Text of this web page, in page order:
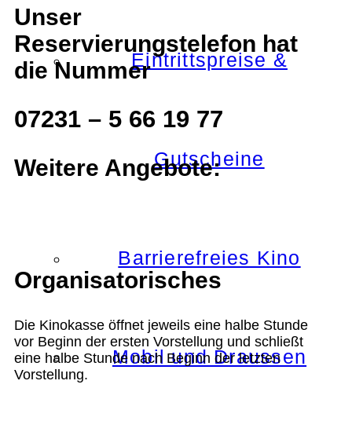
Eintrittspreise &
Gutscheine
Barrierefreies Kino
Mobil und Draussen
Unser
Reservierungstelefon hat
die Nummer
07231 – 5 66 19 77
Weitere Angebote:
Organisatorisches
Die Kinokasse öffnet jeweils eine halbe Stunde
vor Beginn der ersten Vorstellung und schließt
eine halbe Stunde nach Beginn der letzten
Vorstellung.